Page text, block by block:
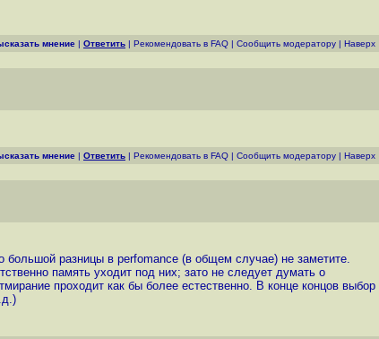
мнение | Ответить | Рекомендовать в FAQ | Cообщить модератору | Наверх
мнение | Ответить | Рекомендовать в FAQ | Cообщить модератору | Наверх
разницы в perfomance (в общем случае) не заметите.
память уходит под них; зато не следует думать о
проходит как бы более естественно. В конце концов выбор